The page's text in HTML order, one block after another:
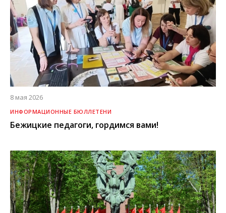
8 мая 2026
ИНФОРМАЦИОННЫЕ БЮЛЛЕТЕНИ
Бежицкие педагоги, гордимся вами!